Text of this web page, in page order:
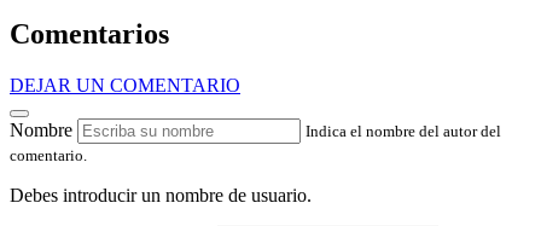
Comentarios
DEJAR UN COMENTARIO
Nombre
Indica el nombre del autor del
comentario.
Debes introducir un nombre de usuario.